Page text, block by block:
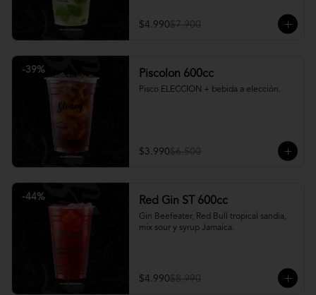
$4.990$7.900
-39% Piscolon 600cc
Pisco ELECCION + bebida a elección.
$3.990$6.500
-44% Red Gin ST 600cc
Gin Beefeater, Red Bull tropical sandia,
mix sour y syrup Jamaica.
$4.990$8.990